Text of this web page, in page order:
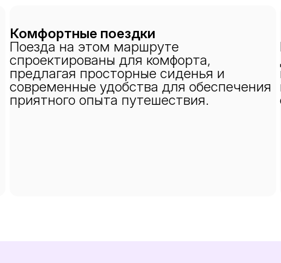
Комфортные поездки
Поезда на этом маршруте
спроектированы для комфорта,
предлагая просторные сиденья и
современные удобства для обеспечения
приятного опыта путешествия.